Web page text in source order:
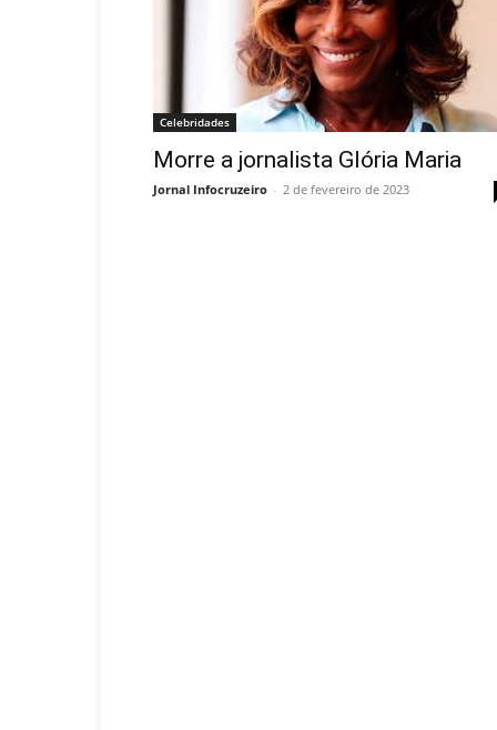
Celebridades
Morre a jornalista Glória Maria
Jornal Infocruzeiro - 2 de fevereiro de 2023